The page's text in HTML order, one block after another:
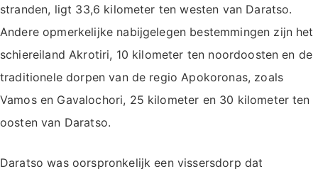
stranden, ligt 33,6 kilometer ten westen van Daratso.
Andere opmerkelijke nabijgelegen bestemmingen zijn het
schiereiland Akrotiri, 10 kilometer ten noordoosten en de
traditionele dorpen van de regio Apokoronas, zoals
Vamos en Gavalochori, 25 kilometer en 30 kilometer ten
oosten van Daratso.
Daratso was oorspronkelijk een vissersdorp dat